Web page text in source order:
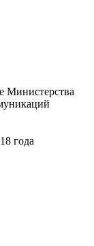
Министерства
года